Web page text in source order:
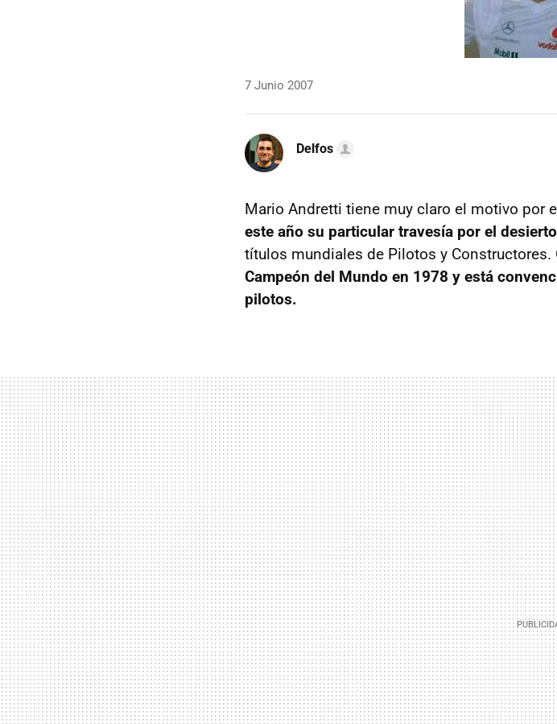
7 Junio 2007
Delfos
Mario Andretti tiene muy claro el motivo por
este año su particular travesía por el desierto
títulos mundiales de Pilotos y Constructores.
Campeón del Mundo en 1978 y está
pilotos.